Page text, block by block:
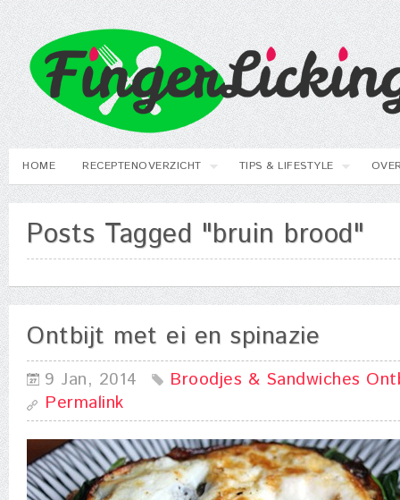
HOME RECEPTENOVERZICHT TIPS & LIFESTYLE
Posts Tagged "bruin brood"
Ontbijt met ei en spinazie
9 Jan, 2014 Broodjes & Sandwiches
Permalink